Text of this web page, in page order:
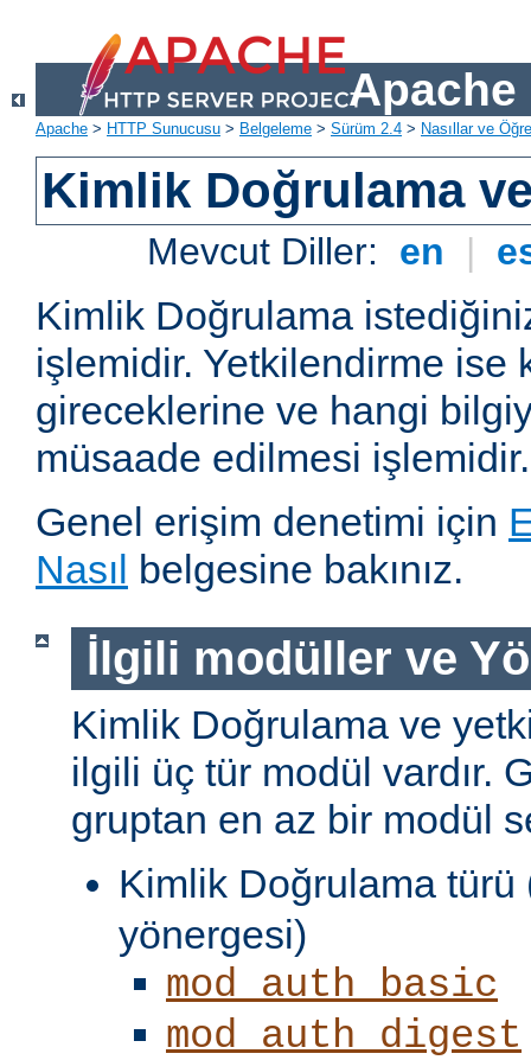
Apache
Apache > HTTP Sunucusu > Belgeleme > Sürüm 2.4 > Nasıllar ve
Kimlik Doğrulama
Mevcut Diller: en |
Kimlik Doğrulama
işlemidir. Yetkilendirme ise
gireceklerine ve hangi
müsaade edilmesi işlemidir.
Genel erişim denetimi için
Nasıl belgesine bakınız.
İlgili modüller ve
Kimlik Doğrulama ve
ilgili üç tür modül vardır.
gruptan en az bir modül
Kimlik Doğrulama
yönergesi)
mod_auth_basic
mod_auth_digest